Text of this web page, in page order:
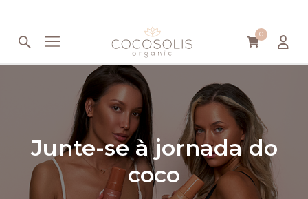
0
Junte-se à jornada do
coco